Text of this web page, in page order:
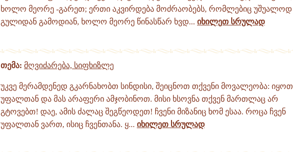
ხოლო მეორე -გარეთ; ერთი აკვირდება მოძრაობებს, რომლებიც უშუალოდ
გულიდან გამოდიან, ხოლო მეორე წინასწარ ხვდ... იხილეთ სრულად
თემა: მღვიძარება, სიფხიზლე
უკვე მერამდენედ გკარნახობთ სინდისი, შეიცნოთ თქვენი მოვალეობა: იყოთ
უფალთან და მას არაფერი ამჯობინოთ. მისი ხსოვნა თქვენ მართლაც არ
გტოვებთ! დაე, ამის ძალაც შეგწეოდეთ! ჩვენი მიზანიც ხომ ესაა. როცა ჩვენ
უფალთან ვართ, ისიც ჩვენთანა. ყ... იხილეთ სრულად